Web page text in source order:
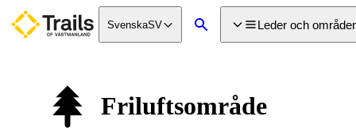
Leder och
Sök
SvenskaSV
Friluftsområde